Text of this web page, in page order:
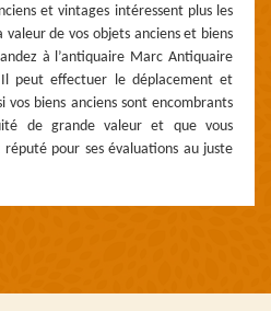
et vintages intéressent plus les
de vos objets anciens et biens
à l’antiquaire Marc Antiquaire
peut effectuer le déplacement et
vos biens anciens sont encombrants
de grande valeur et que vous
pour ses évaluations au juste